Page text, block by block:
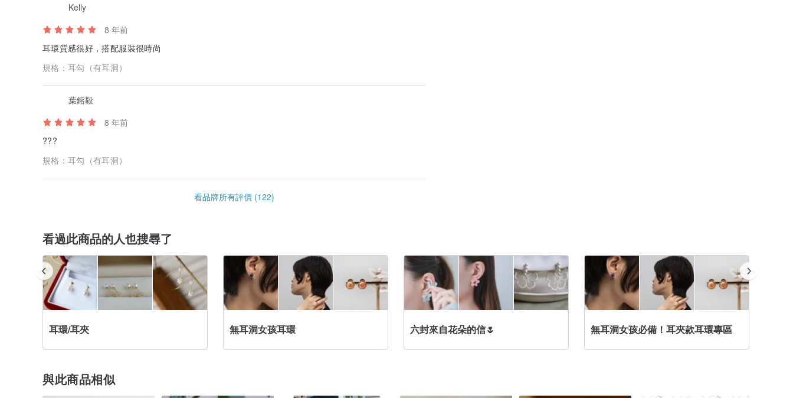
Kelly
8 年前
耳環質感很好，搭配服裝很時尚
規格：耳勾（有耳洞）
葉鎔毅
8 年前
???
規格：耳勾（有耳洞）
看品牌所有評價 (122)
看過此商品的人也搜尋了
耳環/耳夾 無耳洞女孩耳環 六封來自花朵的信🌷 無耳洞女孩必備！耳夾款耳環專區
與此商品相似